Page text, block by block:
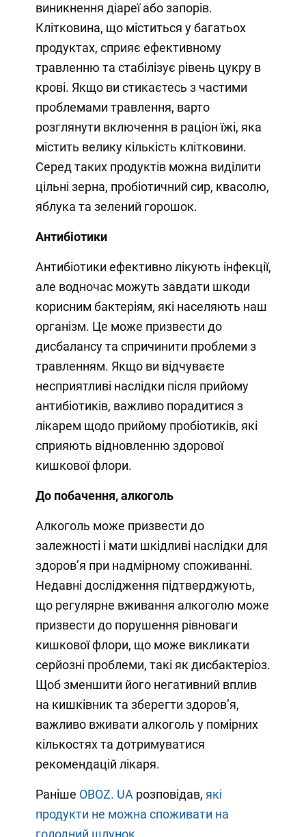
виникнення діареї або запорів.
Клітковина, що міститься у багатьох
продуктах, сприяє ефективному
травленню та стабілізує рівень цукру в
крові. Якщо ви стикаєтесь з частими
проблемами травлення, варто
розглянути включення в раціон їжі, яка
містить велику кількість клітковини.
Серед таких продуктів можна виділити
цільні зерна, пробіотичний сир, квасолю,
яблука та зелений горошок.
Антибіотики
Антибіотики ефективно лікують інфекції,
але водночас можуть завдати шкоди
корисним бактеріям, які населяють наш
організм. Це може призвести до
дисбалансу та спричинити проблеми з
травленням. Якщо ви відчуваєте
несприятливі наслідки після прийому
антибіотиків, важливо порадитися з
лікарем щодо прийому пробіотиків, які
сприяють відновленню здорової
кишкової флори.
До побачення, алкоголь
Алкоголь може призвести до
залежності і мати шкідливі наслідки для
здоров’я при надмірному споживанні.
Недавні дослідження підтверджують,
що регулярне вживання алкоголю може
призвести до порушення рівноваги
кишкової флори, що може викликати
серйозні проблеми, такі як дисбактеріоз.
Щоб зменшити його негативний вплив
на кишківник та зберегти здоров’я,
важливо вживати алкоголь у помірних
кількостях та дотримуватися
рекомендацій лікаря.
Раніше OBOZ. UAрозповідав, які
продукти не можна споживати на